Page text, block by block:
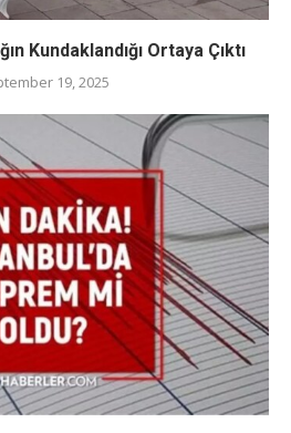
Kundaklandığı Ortaya Çıktı
19, 2025